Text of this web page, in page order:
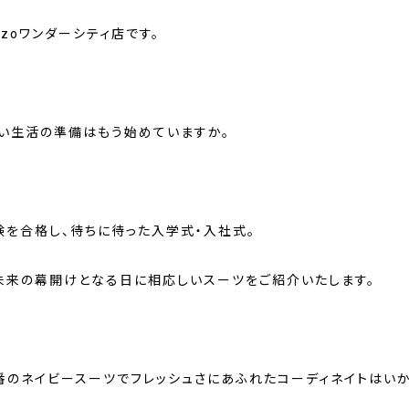
ワンダーシティ店です。
生活の準備はもう始めていますか。
合格し、待ちに待った入学式・入社式。
来の幕開けとなる日に相応しいスーツをご紹介いたします。
ネイビースーツでフレッシュさにあふれたコーディネイトはい